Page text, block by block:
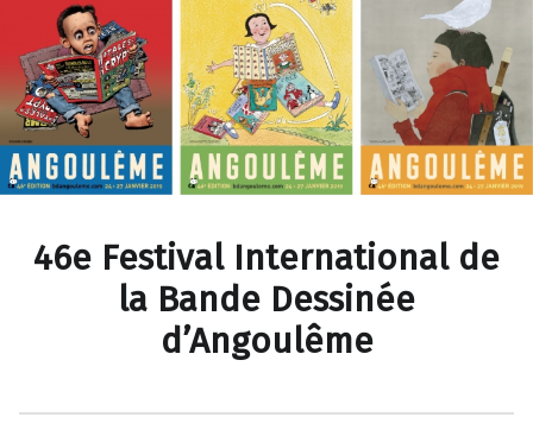
46e Festival International de
la Bande Dessinée
d’Angoulême